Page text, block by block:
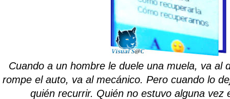
Cuando a un hombre le duele una muela, va al
rompe el auto, va al mecánico. Pero cuando lo
quién recurrir. Quién no estuvo alguna vez